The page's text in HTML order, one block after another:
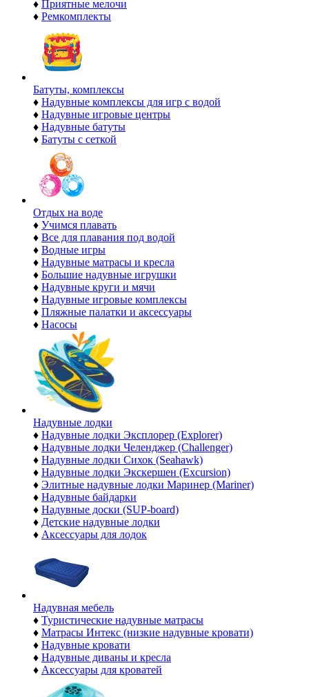
♦ Приятные мелочи
♦ Ремкомплекты
Батуты, комплексы
♦ Надувные комплексы для игр с водой
♦ Надувные игровые центры
♦ Надувные батуты
♦ Батуты с сеткой
Отдых на воде
♦ Учимся плавать
♦ Все для плавания под водой
♦ Водные игры
♦ Надувные матрасы и кресла
♦ Большие надувные игрушки
♦ Надувные круги и мячи
♦ Надувные игровые комплексы
♦ Пляжные палатки и аксессуары
♦ Насосы
Надувные лодки
♦ Надувные лодки Эксплорер (Explorer)
♦ Надувные лодки Челенджер (Challenger)
♦ Надувные лодки Сихок (Seahawk)
♦ Надувные лодки Экскершен (Excursion)
♦ Элитные надувные лодки Маринер (Mariner)
♦ Надувные байдарки
♦ Надувные доски (SUP-board)
♦ Детские надувные лодки
♦ Аксессуары для лодок
Надувная мебель
♦ Туристические надувные матрасы
♦ Матрасы Интекс (низкие надувные кровати)
♦ Надувные кровати
♦ Надувные диваны и кресла
♦ Аксессуары для кроватей